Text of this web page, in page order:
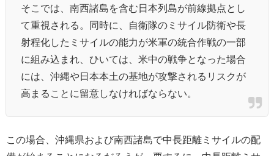
そこでは、南西諸島を含む日本列島が前線拠点とし
て重視される。同時に、自衛隊のミサイル防衛や長
射程化したミサイルの能力が米軍の統合作戦の一部
に組み込まれ、ひいては、米中の戦争となった場合
には、沖縄や日本本土の基地が攻撃されるリスクが
高まることに留意しなければならない。
この場合、沖縄県および南西諸島で中長距離ミサイルの配